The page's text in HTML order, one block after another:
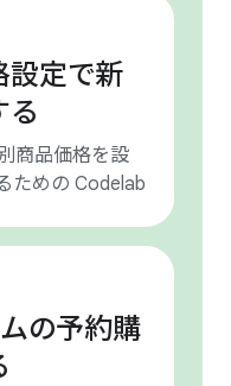
設定で新
る
商品価格を設
ための Codelab
の予約購